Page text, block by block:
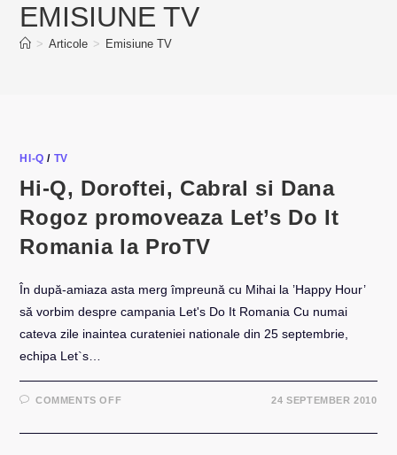
EMISIUNE TV
> Articole > Emisiune TV
HI-Q / TV
Hi-Q, Doroftei, Cabral si Dana
Rogoz promoveaza Let’s Do It
Romania la ProTV
În după-amiaza asta merg împreună cu Mihai la ’Happy Hour’
să vorbim despre campania Let's Do It Romania Cu numai
cateva zile inaintea curateniei nationale din 25 septembrie,
echipa Let`s…
COMMENTS OFFON
DOROFTEI,
24 SEPTEMBER 2010